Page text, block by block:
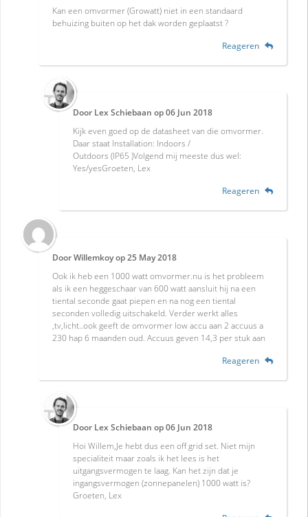
Kan een omvormer (Growatt) niet in een standaard
behuizing buiten op het dak worden geplaatst ?
Reageren
Door Lex Schiebaan op06 Jun 2018
Kijk even goed op de datasheet van die omvormer.
Daar staat Installation: Indoors /
Outdoors (IP65 )Volgend mij meeste dus wel:
Yes/yesGroeten, Lex
Reageren
DoorWillemkoyop25 May 2018
Ook ik heb een 1000 watt omvormer.nu is het probleem
als ik een heggeschaar van 600 watt aansluit hij na een
tiental seconde gaat piepen en na nog een tiental
seconden volledig uitschakeld. Verder werkt alles
,tv,licht..ook geeft de omvormer low accu aan 2 accuus a
230 hap 6 maanden oud. Accuus geven 14,3 per stuk aan
Reageren
Door Lex Schiebaan op06 Jun 2018
Hoi Willem,Je hebt dus een off grid set. Niet mijn
specialiteit maar zoals ik het lees is het
uitgangsvermogen te laag. Kan het zijn dat je
ingangsvermogen (zonnepanelen) 1000 watt is?
Groeten, Lex